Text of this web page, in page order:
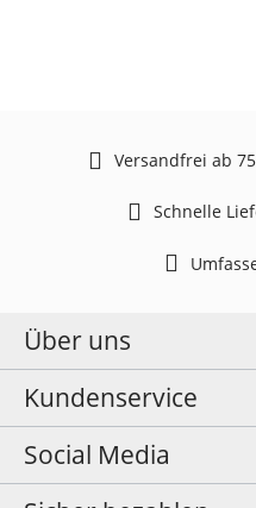
Versandfrei ab
Schnelle
Über uns
Kundenservice
Social Media